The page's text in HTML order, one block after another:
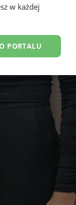
w każdej
PORTALU
użytkownika i